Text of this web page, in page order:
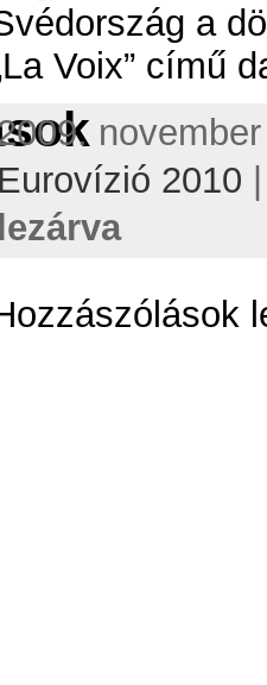
a
Voix” című
Eurovízió 2010
lezárva